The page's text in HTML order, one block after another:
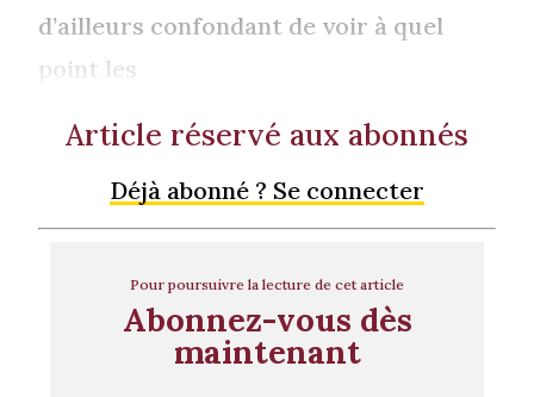
d’ailleurs confondant de voir à quel
point les
Article réservé aux abonnés
Déjà abonné ? Se connecter
Pour poursuivre la lecture de cet article
Abonnez-vous dès
maintenant